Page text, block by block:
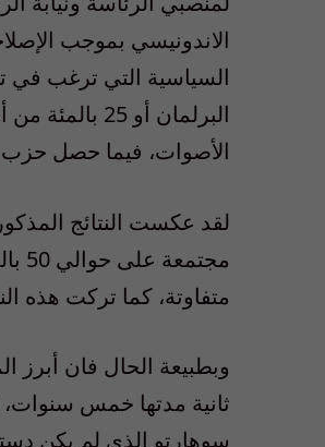
الاندونيسي بموجب
الأصوات، فيما حصل حزب
لقد عكست النتائج
متفاوتة، كما تركت هذه
وبطبيعة الحال فان أبرز
ثانية مدتها خمس
سوهارتو الذي لم يكن